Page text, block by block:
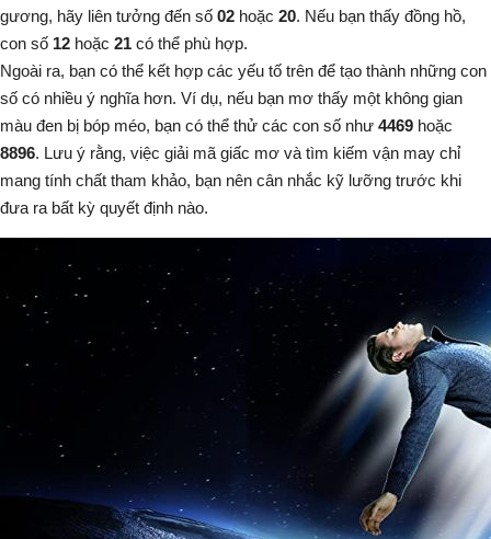
gương, hãy liên tưởng đến số 02 hoặc 20. Nếu bạn thấy đồng hồ,
con số 12 hoặc 21 có thể phù hợp.
Ngoài ra, bạn có thể kết hợp các yếu tố trên để tạo thành những con
số có nhiều ý nghĩa hơn. Ví dụ, nếu bạn mơ thấy một không gian
màu đen bị bóp méo, bạn có thể thử các con số như 4469 hoặc
8896. Lưu ý rằng, việc giải mã giấc mơ và tìm kiếm vận may chỉ
mang tính chất tham khảo, bạn nên cân nhắc kỹ lưỡng trước khi
đưa ra bất kỳ quyết định nào.